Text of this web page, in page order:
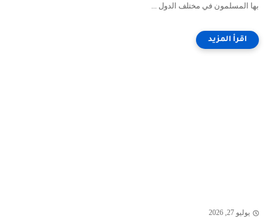
بها المسلمون في مختلف الدول ...
يوليو 27, 2026